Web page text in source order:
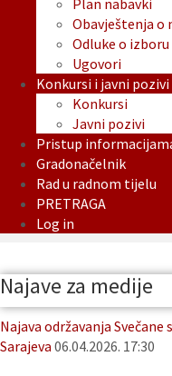
Plan nabavki
Obavještenja o
Odluke o
Ugovori
Konkursi i javni pozivi
Konkursi
Javni pozivi
Pristup
Gradonačelnik
Rad u radnom tijelu
PRETRAGA
Log in
Najave za medije
Najava održavanja Svečane
Sarajeva 06.04.2026. 17:30